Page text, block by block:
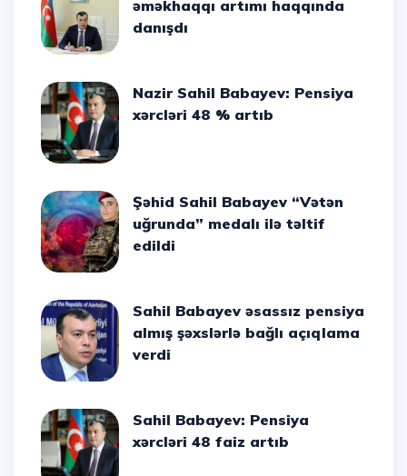
əməkhaqqı artımı haqqında
danışdı
Nazir Sahil Babayev: Pensiya
xərcləri 48 % artıb
Şəhid Sahil Babayev “Vətən
uğrunda” medalı ilə təltif
edildi
Sahil Babayev əsassız pensiya
almış şəxslərlə bağlı açıqlama
verdi
Sahil Babayev: Pensiya
xərcləri 48 faiz artıb